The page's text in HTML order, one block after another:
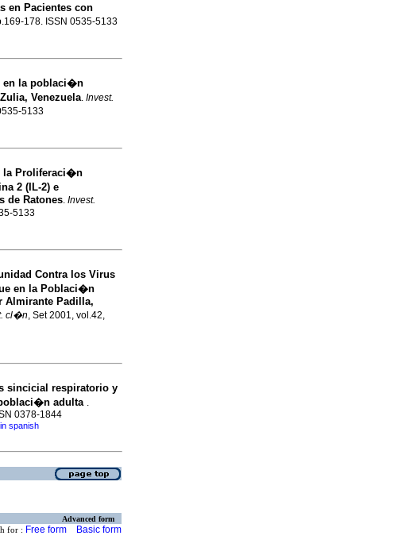
en Pacientes con
178. ISSN 0535-5133
en la poblaci�n
Venezuela. Invest.
5133
la Proliferaci�n
2 (IL-2) e
de Ratones. Invest.
5133
Contra los Virus
en la Poblaci�n
Almirante Padilla,
cl�n, Set 2001, vol.42,
sincicial respiratorio y
adulta .
0378-1844
spanish
Advanced form
for : Free form Basic form